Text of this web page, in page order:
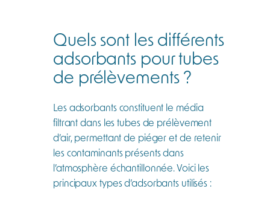
Quels sont les différents
adsorbants pour tubes
de prélèvements ?
Les adsorbants constituent le média
filtrant dans les tubes de prélèvement
d’air, permettant de piéger et de retenir
les contaminants présents dans
l’atmosphère échantillonnée. Voici les
principaux types d’adsorbants utilisés :